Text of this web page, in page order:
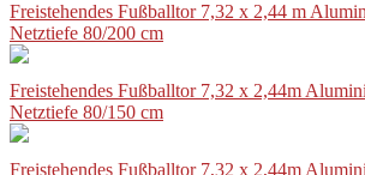
Freistehendes Fußballtor 7,32 x 2,44 m
Netztiefe 80/200 cm
Freistehendes Fußballtor 7,32 x 2,44m
Netztiefe 80/150 cm
Freistehendes Fußballtor 7,32 x 2,44m